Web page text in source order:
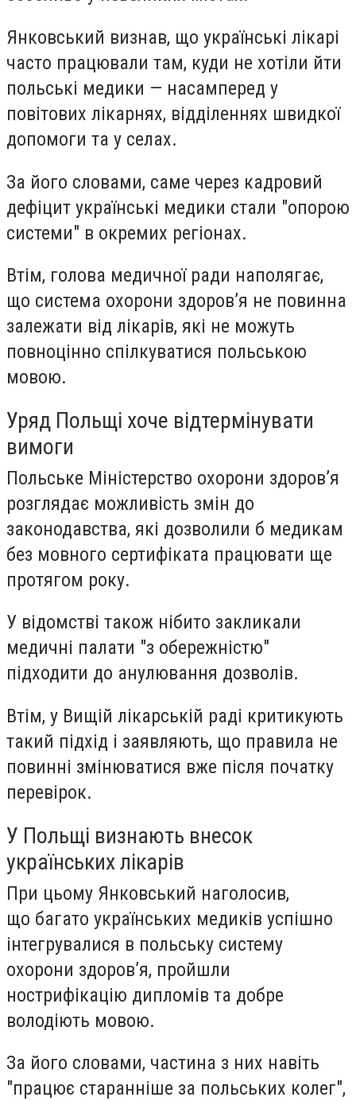
Янковський визнав, що українські лікарі
часто працювали там, куди не хотіли йти
польські медики — насамперед у
повітових лікарнях, відділеннях швидкої
допомоги та у селах.
За його словами, саме через кадровий
дефіцит українські медики стали "опорою
системи" в окремих регіонах.
Втім, голова медичної ради наполягає,
що система охорони здоров’я не повинна
залежати від лікарів, які не можуть
повноцінно спілкуватися польською
мовою.
Уряд Польщі хоче відтермінувати
вимоги
Польське Міністерство охорони здоров’я
розглядає можливість змін до
законодавства, які дозволили б медикам
без мовного сертифіката працювати ще
протягом року.
У відомстві також нібито закликали
медичні палати "з обережністю"
підходити до анулювання дозволів.
Втім, у Вищій лікарській раді критикують
такий підхід і заявляють, що правила не
повинні змінюватися вже після початку
перевірок.
У Польщі визнають внесок
українських лікарів
При цьому Янковський наголосив,
що багато українських медиків успішно
інтегрувалися в польську систему
охорони здоров’я, пройшли
нострифікацію дипломів та добре
володіють мовою.
За його словами, частина з них навіть
"працює старанніше за польських колег",